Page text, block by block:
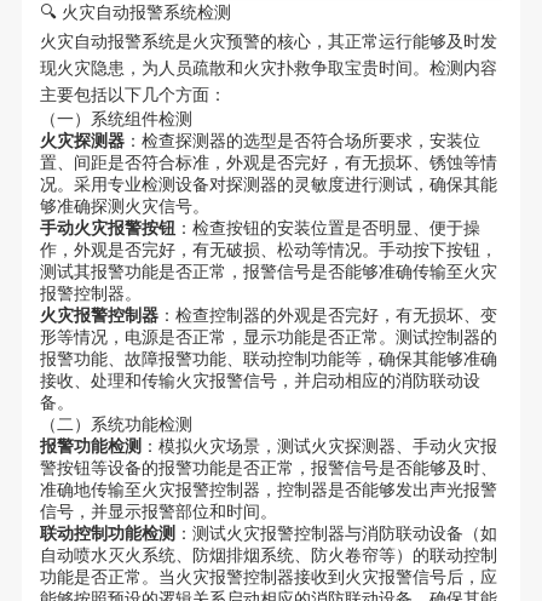
🔍 火灾自动报警系统检测
火灾自动报警系统是火灾预警的核心，其正常运行能够及时发
现火灾隐患，为人员疏散和火灾扑救争取宝贵时间。检测内容
主要包括以下几个方面：
（一）系统组件检测
火灾探测器：检查探测器的选型是否符合场所要求，安装位
置、间距是否符合标准，外观是否完好，有无损坏、锈蚀等情
况。采用专业检测设备对探测器的灵敏度进行测试，确保其能
够准确探测火灾信号。
手动火灾报警按钮 ：检查按钮的安装位置是否明显、便于操
作，外观是否完好，有无破损、松动等情况。手动按下按钮，
测试其报警功能是否正常，报警信号是否能够准确传输至火灾
报警控制器。
火灾报警控制器：检查控制器的外观是否完好，有无损坏、变
形等情况，电源是否正常，显示功能是否正常。测试控制器的
报警功能、故障报警功能、联动控制功能等，确保其能够准确
接收、处理和传输火灾报警信号，并启动相应的消防联动设
备。
（二）系统功能检测
报警功能检测 ：模拟火灾场景，测试火灾探测器、手动火灾报
警按钮等设备的报警功能是否正常，报警信号是否能够及时、
准确地传输至火灾报警控制器，控制器是否能够发出声光报警
信号，并显示报警部位和时间。
联动控制功能检测 ：测试火灾报警控制器与消防联动设备（如
自动喷水灭火系统、防烟排烟系统、防火卷帘等）的联动控制
功能是否正常。当火灾报警控制器接收到火灾报警信号后，应